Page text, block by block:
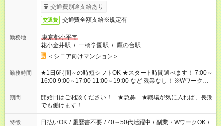
了次第のお支払いとなります。
交通費別途支給あり
交通費 交通費全額支給※規定有
勤務地
東京都小平市
花小金井駅 / 一橋学園駅 / 鷹の台駅
＜シニア向けマンション＞
勤務時間
★1日6時間～の時短シフトOK ★スタート時間選べます！ 7:00～
16:00 9:00～17:00 11:00～19:00 など 残業なし！ ※Wワークの
場合、他のお仕事と合わせ週40時間超の就業はご案内できませ
ん ※法令に基づき、週20時間以上勤務は社会保険への加入対象
となります ※労働者派遣法（日雇い派遣の原則禁止）により、
短時間・短期間の就業はご案内が難しい場合があります
期間
開始日はご相談ください！ ★急募 ★職場が気に入れば、長期
でも働けます！
特徴 日払いOK / 履歴書不要 / 40～50代活躍中 / 副業・WワークOK /